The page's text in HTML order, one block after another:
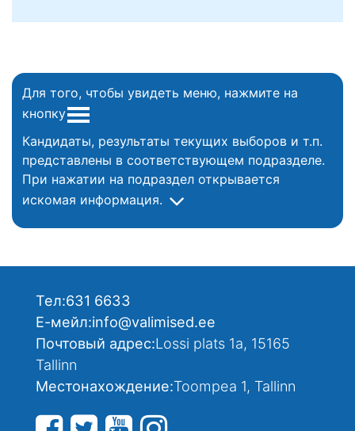
Для того, чтобы увидеть меню, нажмите на
кнопку
Кандидаты, результаты текущих выборов и т.п.
представлены в соответствующем подразделе.
При нажатии на подраздел открывается
искомая информация.
Тел:631 6633
Е-мейл:info@valimised.ee
Почтовый адрес:Lossi plats 1a, 15165
Tallinn
Местонахождение:Toompea 1, Tallinn